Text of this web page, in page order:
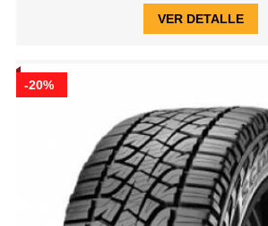
VER DETALLE
-20%